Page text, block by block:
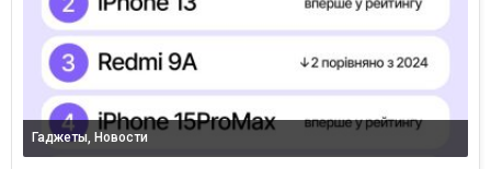
Гаджеты, Новости